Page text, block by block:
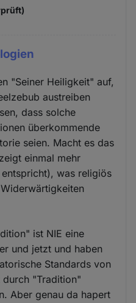
"Seiner Heiligkeit" auf,
austreiben
dass solche
überkommende
seien. Macht es das
einmal mehr
was religiös
ist NIE eine
und jetzt und haben
Standards von
"Tradition"
Aber genau da hapert